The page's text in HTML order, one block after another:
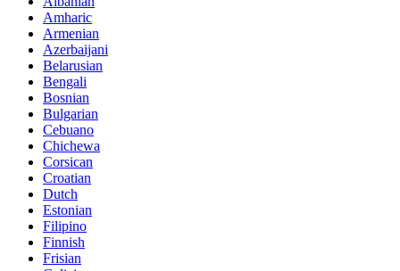
Amharic
Armenian
Azerbaijani
Belarusian
Bengali
Bosnian
Bulgarian
Cebuano
Chichewa
Corsican
Croatian
Dutch
Estonian
Filipino
Finnish
Frisian